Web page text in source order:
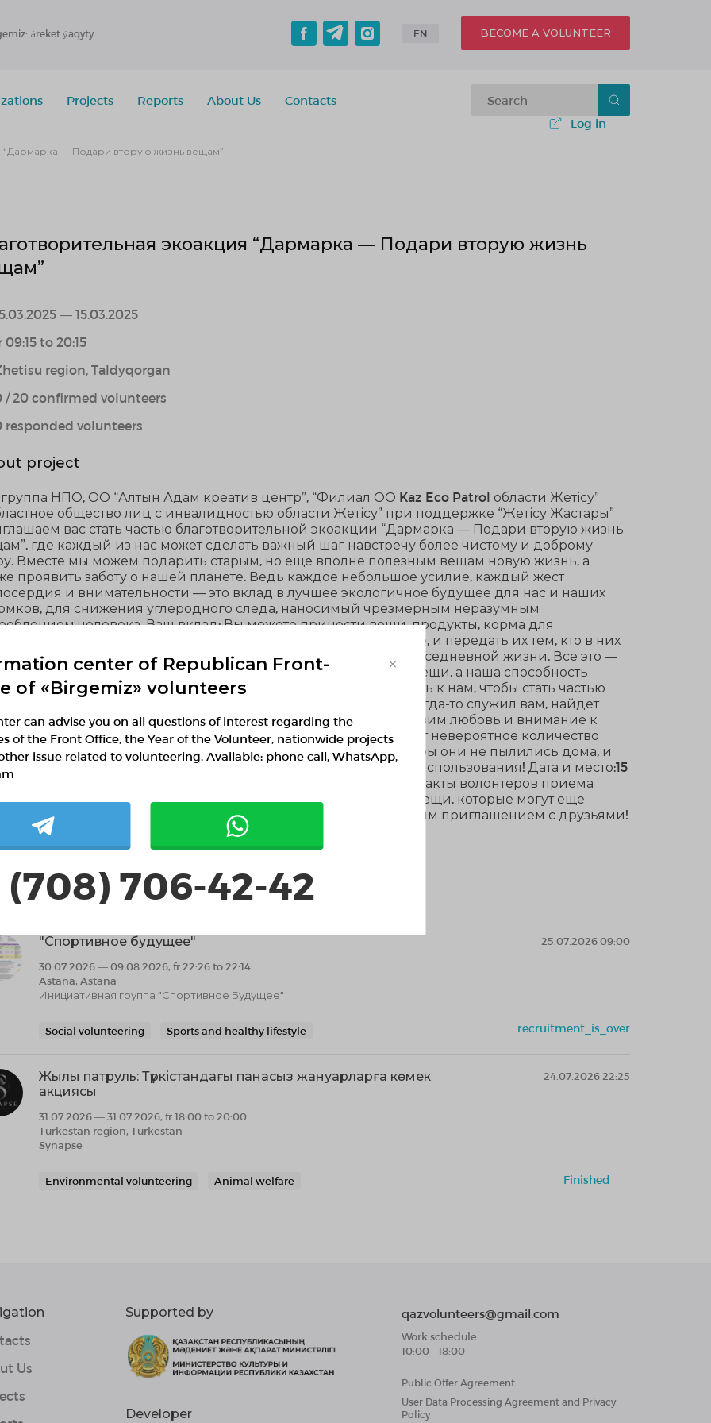
áreket ýaqyty EN BECOME A VOLUNTEER
Projects Reports About Us
Contacts
Log in
“Дармарка — Подари вторую жизнь вещам”
экоакция “Дармарка — Подари вторую жизнь
— 15.03.2025
09:15 to 20:15
region, Taldyqorgan
/ 20 confirmed volunteers
responded volunteers
project
НПО, ОО “Алтын Адам креатив центр”, “Филиал ОО Kaz Eco Patrol области Жетісу”
общество лиц с инвалидностью области Жетісу” при поддержке “Жетісу Жастары”
вас стать частью благотворительной экоакции “Дармарка — Подари вторую жизнь
где каждый из нас может сделать важный шаг навстречу более чистому и доброму
Вместе мы можем подарить старым, но еще вполне полезным вещам новую жизнь, а
проявить заботу о нашей планете. Ведь каждое небольшое усилие, каждый жест
и внимательности — это вклад в лучшее экологичное будущее для нас и наших
для снижения углеродного следа, наносимый чрезмерным неразумным
человека. Ваш вклад: Вы можете принести вещи, продукты, корма для
животных, предметы быта, которые уже не используете, и передать их тем, кто в них
А также выбрать для себя что-то, что поможет вам в повседневной жизни. Все это —
и с чистым сердцем. Ведь самое ценное — это не вещи, а наша способность
друг о друге и об окружающем мире. Присоединяйтесь к нам, чтобы стать частью
и полезного события! Пусть каждый предмет, который когда-то служил вам, найдет
нового владельца и продолжит служить, а мы с вами проявим любовь и внимание к
что нас окружает, ведь на изготовление каждой вещи, уходит невероятное количество
ресурсов, ради этого губится природа, деревья, и чтобы они не пылились дома, и
на свалках, поделитесь излишками, для вторичного использования! Дата и место:15
с 11.00 до 15.00 ул.Кунаева 47 в здании “Жетісу Жастары” Контакты волонтеров приема
+7 700 662 7414 +7 705 819 6769 Как участвовать:приносите вещи, которые могут еще
в чистом, опрятном виде, и не забудьте поделиться этим приглашением с друзьями!
вместе сделаем мир чище и теплее. Ваш вклад важен!
projects
"Спортивное будущее"
25.07.2026 09:00
30.07.2026 — 09.08.2026, fr 22:26 to 22:14
Astana, Astana
Инициативная группа "Спортивное Будущее"
Social volunteering Sports and healthy lifestyle recruitment_is_over
Жылы патруль: Түркістандағы панасыз жануарларға көмек
акциясы
24.07.2026 22:25
31.07.2026 — 31.07.2026, fr 18:00 to 20:00
Turkestan region, Turkestan
Synapse
Environmental volunteering Animal welfare Finished
Us
Supported by
Developer
qazvolunteers@gmail.com
Work schedule
10:00 - 18:00
Public Offer Agreement
User Data Processing Agreement and Privacy
Policy
center of Republican Front-
of «Birgemiz» volunteers
×
can advise you on all questions of interest regarding the
of the Front Office, the Year of the Volunteer, nationwide projects
issue related to volunteering. Available: phone call, WhatsApp,
(708) 706-42-42